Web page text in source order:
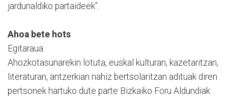
jardunaldiko partaideek”.
Ahoa bete hots
Egitaraua:
Ahozkotasunarekin lotuta, euskal kulturan, kazetaritzan,
literaturan, antzerkian nahiz bertsolaritzan adituak diren
pertsonek hartuko dute parte Bizkaiko Foru Aldundiak